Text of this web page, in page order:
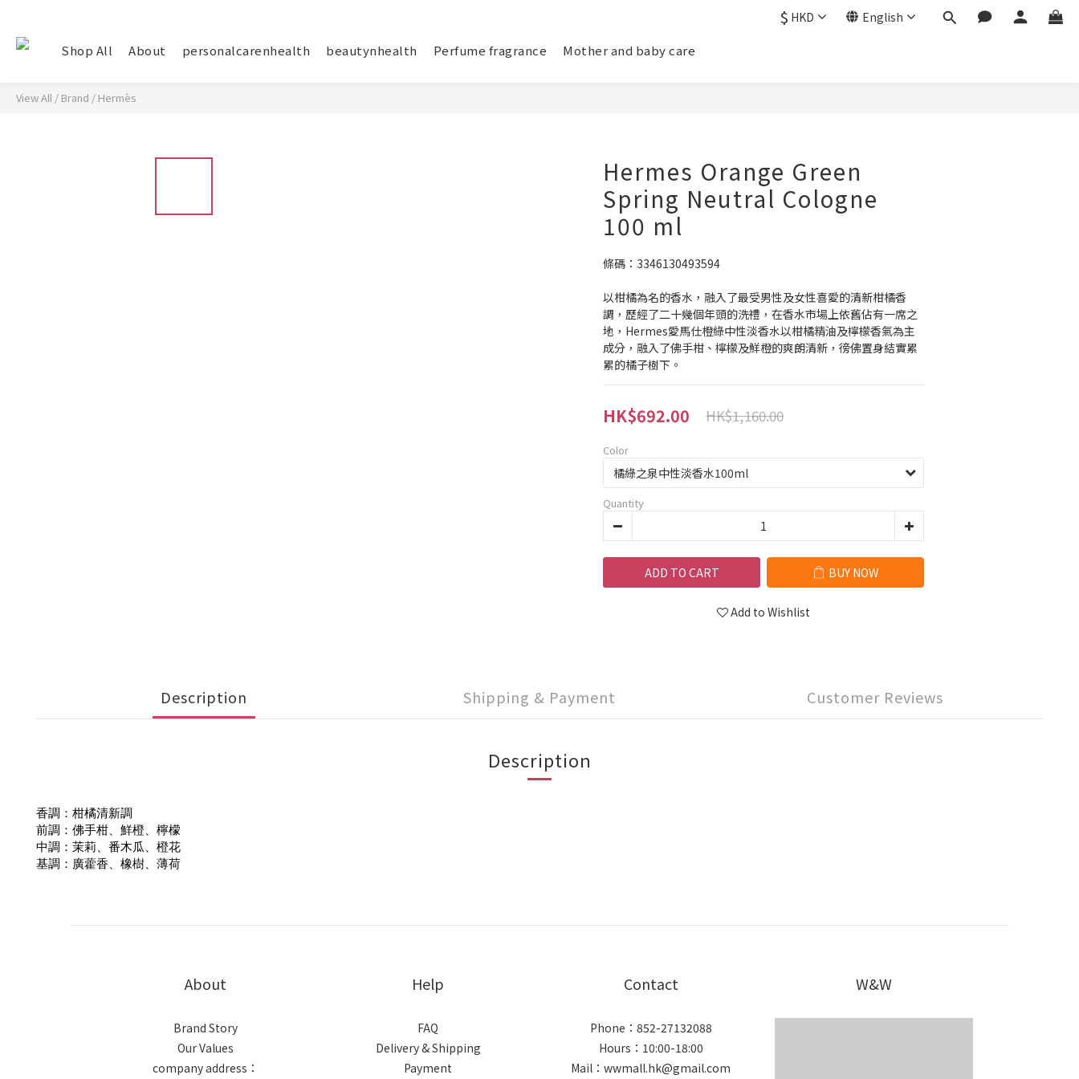
$ HKD English
Shop All About personalcarenhealth beautynhealth Perfume fragrance Mother and baby care
View All / Brand / Hermès
Hermes Orange Green
Spring Neutral Cologne
100 ml
條碼：3346130493594
以柑橘為名的香水，融入了最受男性及女性喜愛的清新柑橘香
調，歷經了二十幾個年頭的洗禮，在香水市場上依舊佔有一席之
地，Hermes愛馬仕橙綠中性淡香水以柑橘精油及檸檬香氣為主
成分，融入了佛手柑、檸檬及鮮橙的爽朗清新，徬佛置身結實累
累的橘子樹下。
HK$692.00 HK$1,160.00
Color
Quantity
ADD TO CART BUY NOW
Add to Wishlist
Description Shipping & Payment Customer Reviews
Description
香調：柑橘清新調
前調：佛手柑、鮮橙、檸檬
中調：茉莉、番木瓜、橙花
基調：廣藿香、橡樹、薄荷
About
Brand Story
Our Values
company address：
Help
FAQ
Delivery & Shipping
Payment
Contact
Phone：852-27132088
Hours：10:00-18:00
Mail：wwmall.hk@gmail.com
W&W